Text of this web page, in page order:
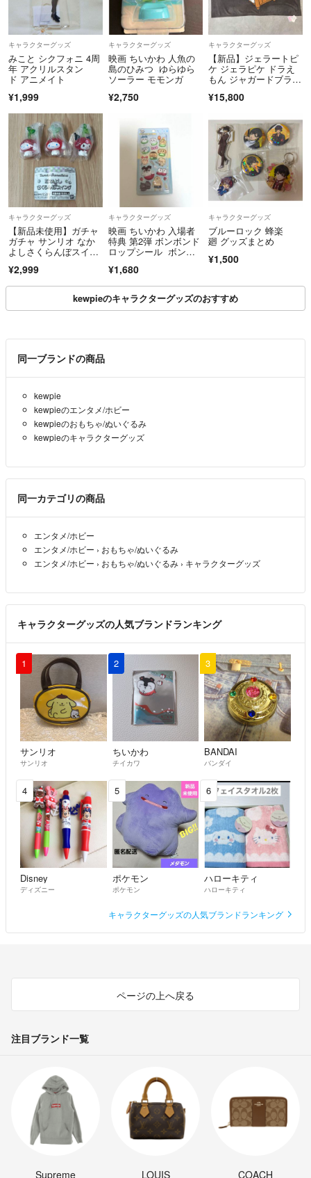
ペットのいない部屋で接触のないよう保管しています。
※一部商品、近日処分致しますので購入希望の方はお早めにお願いいた
します。
キャラクターグッズ
みこと シクフォニ 4周
年 アクリルスタン
ド アニメイト
¥1,999
キャラクターグッズ
映画 ちいかわ 人魚の
島のひみつ ゆらゆら
ソーラー モモンガ
¥2,750
キャラクターグッズ
【新品】ジェラートピ
ケ ジェラピケ ドラえ
もん ジャガードブラン
¥15,800
キャラクターグッズ
【新品未使用】ガチャ
ガチャ サンリオ なか
よしさくらんぼスイン
¥2,999
キャラクターグッズ
映画 ちいかわ 入場者
特典 第2弾 ボンボンド
ロップシール ボンド
¥1,680
キャラクターグッズ
ブルーロック 蜂楽
廻 グッズまとめ
¥1,500
kewpieのキャラクターグッズのおすすめ
同一ブランドの商品
kewpie
kewpieのエンタメ/ホビー
kewpieのおもちゃ/ぬいぐるみ
kewpieのキャラクターグッズ
同一カテゴリの商品
エンタメ/ホビー
エンタメ/ホビー › おもちゃ/ぬいぐるみ
エンタメ/ホビー › おもちゃ/ぬいぐるみ › キャラクターグッズ
キャラクターグッズの人気ブランドランキング
1
サンリオ
サンリオ
2
ちいかわ
チイカワ
3
BANDAI
バンダイ
4
Disney
ディズニー
5
ポケモン
ポケモン
6
ハローキティ
ハローキティ
キャラクターグッズの人気ブランドランキング
ページの上へ戻る
注目ブランド一覧
Supreme
LOUIS
COACH